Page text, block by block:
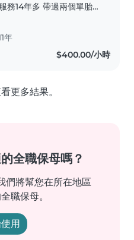
務14年多 帶過兩個單胎
以下是其中一對龍鳳胎媽
如果是你需要的服務請聯
照顧。 平日他們在
同的驚喜。此外,Ivy每天
也訓練大小肌肉、同時讓
同小朋友玩耍,讓他們對同
年
$400.00/小時
更多結果。
全職保母嗎？
們將幫您在所在地區
職保母。
用